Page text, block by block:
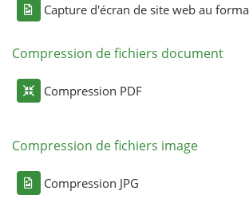
Capture d'écran de site web au
Compression de fichiers document
Compression PDF
Compression de fichiers image
Compression JPG